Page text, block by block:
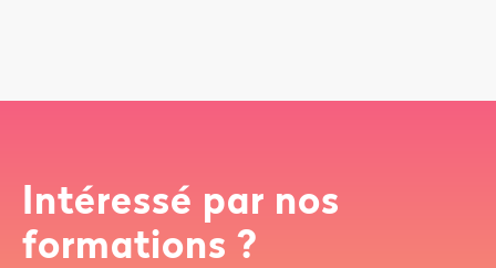
Intéressé par nos
formations ?